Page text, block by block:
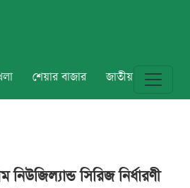
শেয়ার বাজার জাতীয় বিশ্ব
সিরিজ নির্ধারণী